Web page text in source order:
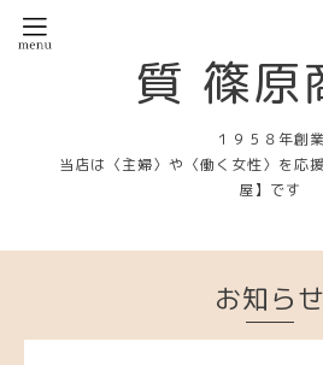
質 篠原
１９５８年創業
当店は〈主婦〉や〈働く女性〉を応
屋】です
お知らせ